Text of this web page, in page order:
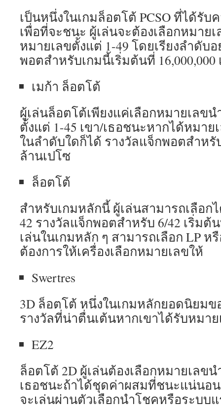
เป็นหนึ่งในเกมล็อตโต้ PCSO ที่ได้รั
เพื่อที่จะชนะ ผู้เล่นจะต้องเลือกหมาย
หมายเลขตั้งแต่ 1-49 โดยเรียงลำดับ
พอตสำหรับเกมนี้เริ่มต้นที่ 16,000,000
เมก้า ล็อตโต้
ผู้เล่นล็อตโต้เพียงแค่เลือกหมายเลข
ตั้งแต่ 1-45 เขา/เธอชนะหากได้หมา
ในลำดับใดก็ได้ รางวัลแจ็กพอตสำหรั
ล้านเปโซ
ล็อตโต้
สำหรับเกมหลักนี้ ผู้เล่นสามารถเลือก
42 รางวัลแจ็กพอตสำหรับ 6/42 เริ่มต้
เล่นในเกมหลัก ๆ สามารถเลือก LP ห
ต้องการให้เครื่องเลือกหมายเลขให้
Swertres
3D ล็อตโต้ หนึ่งในเกมหลักยอดนิยมข
รางวัลที่น่าตื่นเต้นหากเขาได้รับหมา
EZ2
ล็อตโต้ 2D ผู้เล่นต้องเลือกหมายเลข
เธอชนะถ้าได้ชุดค่าผสมที่ชนะแน่นอ
จะเล่นผ่านตัวเลือกนำโชคหรือระบบ